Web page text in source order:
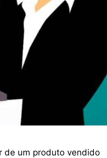
de um produto vendido